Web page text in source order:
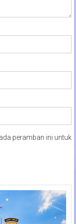
peramban ini untuk